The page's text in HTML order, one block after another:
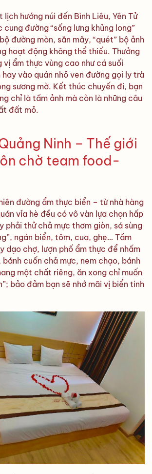
lịch hướng núi đến Bình Liêu, Yên Tử
cung đường “sống lưng khủng long”
đường mòn, săn mây, “quét” bộ ảnh
hoạt động không thể thiếu. Thưởng
vị ẩm thực vùng cao như cá suối
hay vào quán nhỏ ven đường gọi ly trà
sương mờ. Kết thúc chuyến đi, bạn
chỉ là tấm ảnh mà còn là những câu
đất mỏ.
Ninh – Thế giới
chờ team food-
đường ẩm thực biển – từ nhà hàng
vỉa hè đều có vô vàn lựa chọn hấp
phải thử chả mực thơm giòn, sá sùng
ngán biển, tôm, cua, ghẹ… Tầm
dạo chợ, lượn phố ẩm thực để nhấm
bánh cuốn chả mực, nem chạo, bánh
một chất riêng, ăn xong chỉ muốn
bảo đảm bạn sẽ nhớ mãi vị biển tinh